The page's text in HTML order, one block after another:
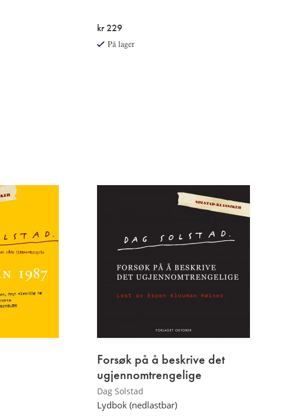
kr 229
På lager
Forsøk på å beskrive det
ugjennomtrengelige
Dag Solstad
Lydbok (nedlastbar)